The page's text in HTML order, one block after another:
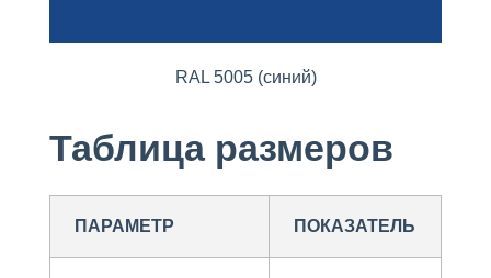
RAL 5005 (синий)
Таблица размеров
ПАРАМЕТР ПОКАЗАТЕЛЬ